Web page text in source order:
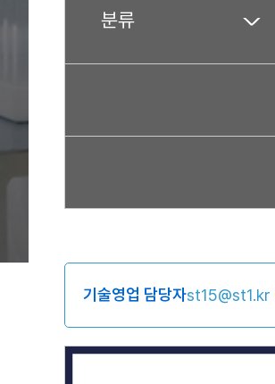
분류
기술영업 담당자st15@st1.kr